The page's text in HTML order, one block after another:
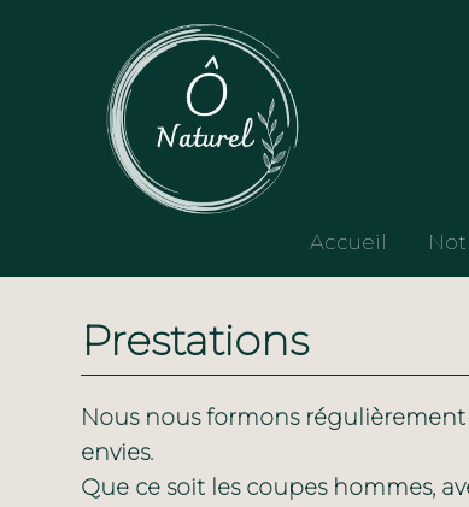
Notre Savoir Faire pour vous
Accueil
Prestations
Nous nous formons
envies.
Que ce soit les coupes hommes,